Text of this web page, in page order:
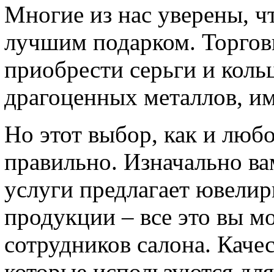
Многие из нас уверены,
лучшим подарком.
приобрести серьги и
драгоценных металлов,
Но этот выбор, как и
правильно. Изначально
услуги предлагает
продукции – все это вы
сотрудников салона.